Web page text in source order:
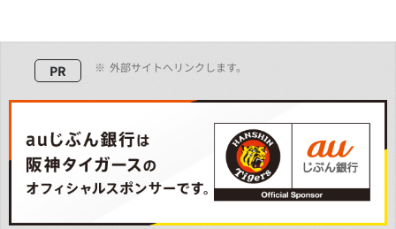
PR ※ 外部サイトへリンクします。